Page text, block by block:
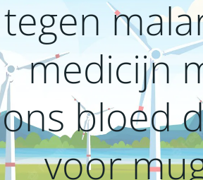
tegen
medicijn
ons bloed
voor